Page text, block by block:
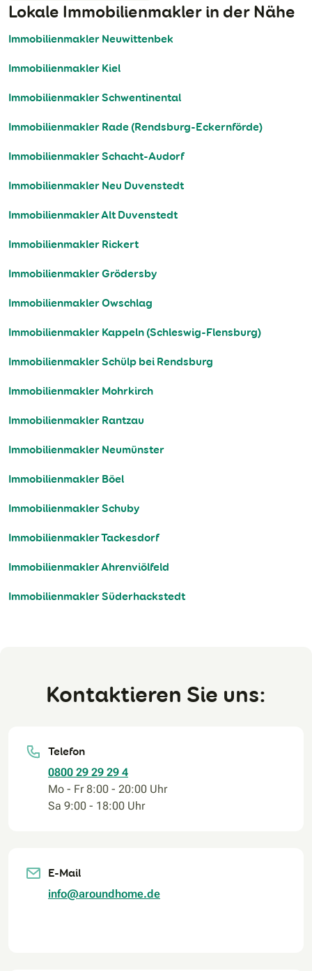
Lokale Immobilienmakler in der Nähe
Immobilienmakler Neuwittenbek
Immobilienmakler Kiel
Immobilienmakler Schwentinental
Immobilienmakler Rade (Rendsburg-Eckernförde)
Immobilienmakler Schacht-Audorf
Immobilienmakler Neu Duvenstedt
Immobilienmakler Alt Duvenstedt
Immobilienmakler Rickert
Immobilienmakler Grödersby
Immobilienmakler Owschlag
Immobilienmakler Kappeln (Schleswig-Flensburg)
Immobilienmakler Schülp bei Rendsburg
Immobilienmakler Mohrkirch
Immobilienmakler Rantzau
Immobilienmakler Neumünster
Immobilienmakler Böel
Immobilienmakler Schuby
Immobilienmakler Tackesdorf
Immobilienmakler Ahrenviölfeld
Immobilienmakler Süderhackstedt
Kontaktieren Sie uns:
Telefon
0800 29 29 29 4
Mo - Fr 8:00 - 20:00 Uhr
Sa 9:00 - 18:00 Uhr
E-Mail
info@aroundhome.de